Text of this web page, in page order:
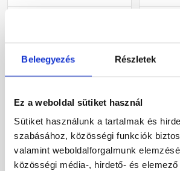
Beleegyezés Részletek
Ez a weboldal sütiket használ
Sütiket használunk a tartalmak és
szabásához, közösségi funkciók
valamint weboldalforgalmunk
közösségi média-, hirdető- és
mm 45-F 25 kg
Gyártói készleten
27 385 Ft/ db
Megnézem
mm 43-